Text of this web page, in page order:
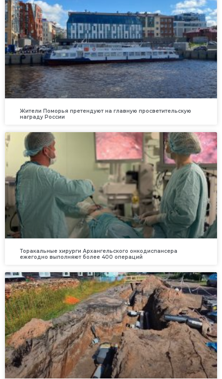
Жители Поморья претендуют на главную просветительскую
награду России
Торакальные хирурги Архангельского онкодиспансера
ежегодно выполняют более 400 операций